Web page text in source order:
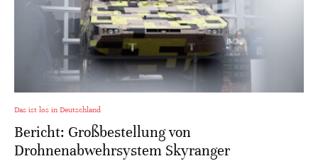
Das ist los in Deutschland
Bericht: Großbestellung von
Drohnenabwehrsystem Skyranger